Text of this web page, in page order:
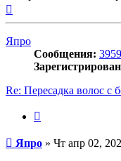
Япро
Сообщения: 3959
Re: Пересадка волос с
Сообщение
Япро » Чт апр 02,